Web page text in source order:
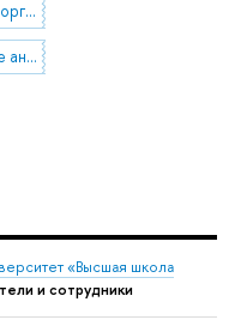
76.75.75 Экономика, организация, управление, планирование и прогнозирование здравоохранения
87.25.00 Воздействие антропогенных изменений окружающей среды на здоровье и социально-трудовой потенциал населения
«Высшая школа
и сотрудники